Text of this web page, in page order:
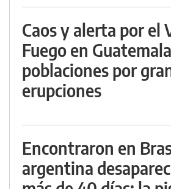
Caos y alerta por el
Fuego en
poblaciones por
erupciones
Encontraron en
argentina